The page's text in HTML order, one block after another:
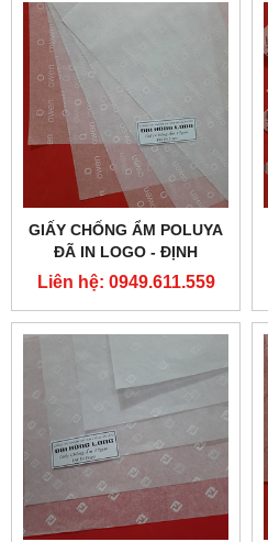
GIẤY CHỐNG ẨM POLUYA
ĐÃ IN LOGO - ĐỊNH
LƯỢNG 17G
Liên hệ: 0949.611.559